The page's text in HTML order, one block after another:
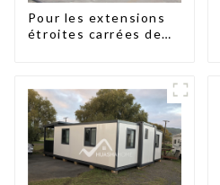
Pour les extensions
étroites carrées de